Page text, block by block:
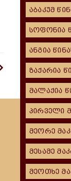
აბაკუმ
სოფონია
ანგია
ზაქარია
მალაქია
პირველი
მეორე
მესამე
მეოთხე